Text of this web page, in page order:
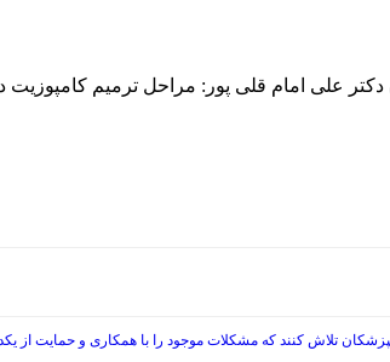
تلاش کنند که مشکلات موجود را با همکاری و حمایت از